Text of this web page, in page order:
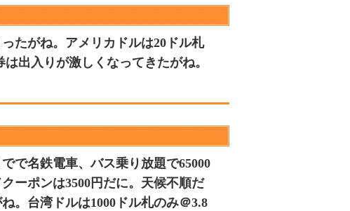
たがね。アメリカドルは20ドル札
出入りが激しくなってきたがね。
で名鉄電車、バス乗り放題で65000
ーポンは3500円だに。天候不順だ
。台湾ドルは1000ドル札のみ＠3.8